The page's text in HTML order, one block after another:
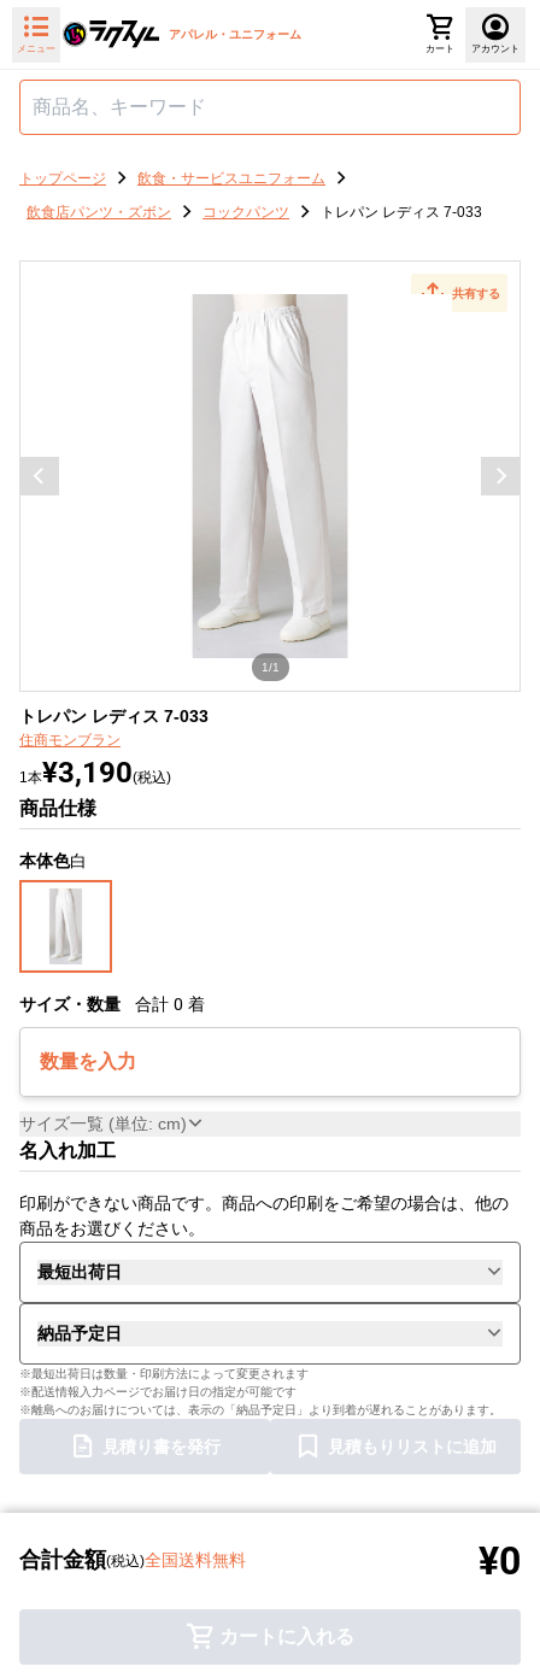
メニュー
アパレル・ユニフォーム
カート アカウント
トップページ
飲食・サービスユニフォーム
飲食店パンツ・ズボン
コックパンツ トレパン レディス 7-033
共有する
1/1
トレパン レディス 7-033
住商モンブラン
1本¥3,190(税込)
商品仕様
本体色白
サイズ・数量 合計 0 着
数量を入力
サイズ一覧 (単位: cm)
名入れ加工
印刷ができない商品です。商品への印刷をご希望の場合は、他の
商品をお選びください。
最短出荷日
納品予定日
※最短出荷日は数量・印刷方法によって変更されます
※配送情報入力ページでお届け日の指定が可能です
※離島へのお届けについては、表示の「納品予定日」より到着が遅れることがあります。
見積り書を発行 見積もりリストに追加
合計金額(税込)全国送料無料 ¥0
カートに入れる